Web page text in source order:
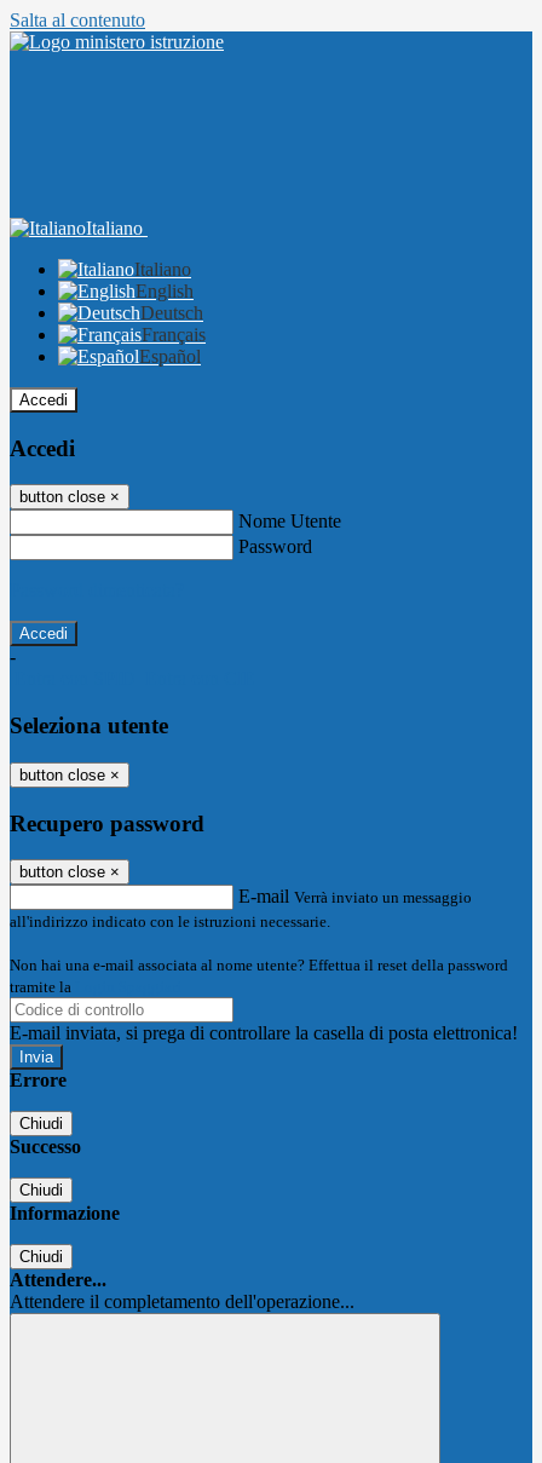
Salta al contenuto
Italiano
Italiano
English
Deutsch
Français
Español
Accedi
Accedi
button close ×
Nome Utente
Password
-
Seleziona utente
button close ×
Recupero password
button close ×
E-mail Verrà inviato un messaggio
all'indirizzo indicato con le istruzioni necessarie.
Non hai una e-mail associata al nome utente? Effettua il reset della password
tramite la
E-mail inviata, si prega di controllare la casella di posta elettronica!
Errore
Chiudi
Successo
Chiudi
Informazione
Chiudi
Attendere...
Attendere il completamento dell'operazione...